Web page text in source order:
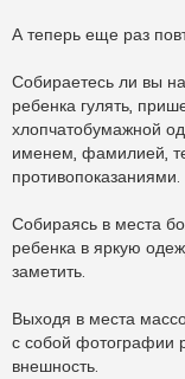
А теперь еще раз
Собираетесь ли вы
ребенка гулять,
хлопчатобумажной
именем, фамилией,
противопоказаниями.
Собираясь в места
ребенка в яркую
заметить.
Выходя в места
с собой фотографии
внешность.